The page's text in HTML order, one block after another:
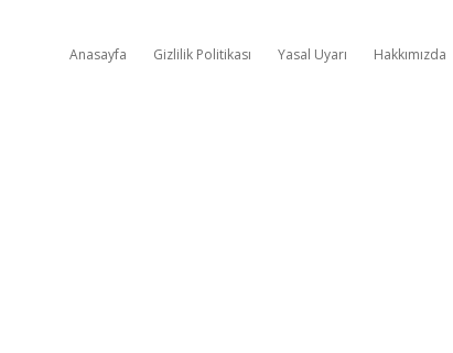
Anasayfa Gizlilik Politikası Yasal Uyarı Hakkımızda